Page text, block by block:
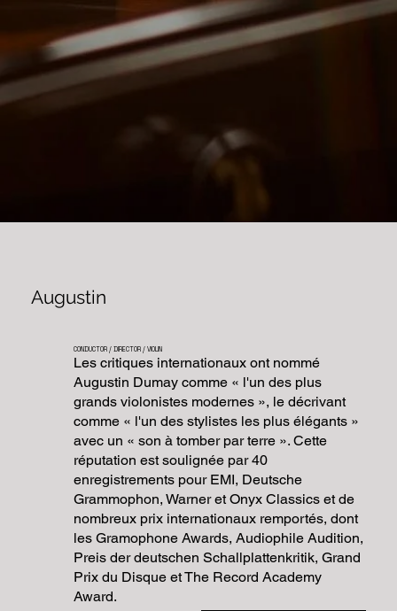
Augustin
CONDUCTOR / DIRECTOR / VIOLIN
Les critiques internationaux ont nommé
Augustin Dumay comme « l'un des plus
grands violonistes modernes », le décrivant
comme « l'un des stylistes les plus élégants »
avec un « son à tomber par terre ». Cette
réputation est soulignée par 40
enregistrements pour EMI, Deutsche
Grammophon, Warner et Onyx Classics et de
nombreux prix internationaux remportés, dont
les Gramophone Awards, Audiophile Audition,
Preis der deutschen Schallplattenkritik, Grand
Prix du Disque et The Record Academy
Award.